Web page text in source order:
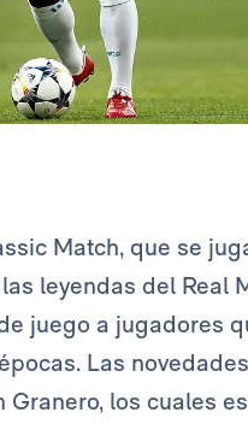
Match, que se
leyendas del Real
juego a jugadores
Las
Granero, los cuales